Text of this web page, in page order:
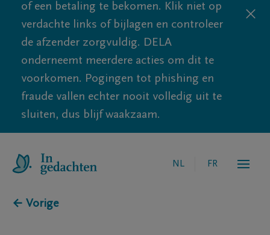
of een betaling te bekomen. Klik niet op
verdachte links of bijlagen en controleer
de afzender zorgvuldig. DELA
onderneemt meerdere acties om dit te
voorkomen. Pogingen tot phishing en
fraude vallen echter nooit volledig uit te
sluiten, dus blijf waakzaam.
NL FR
← Vorige